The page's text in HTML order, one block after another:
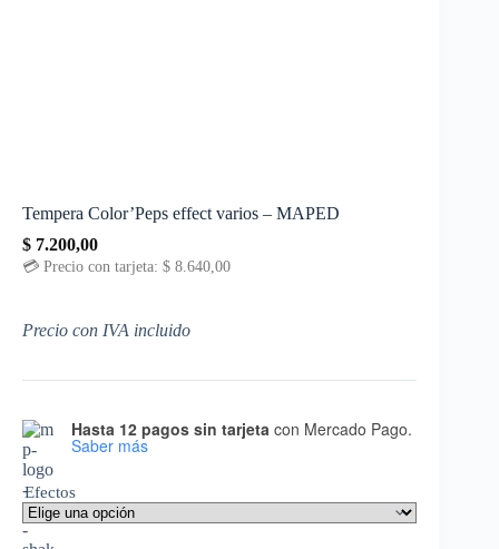
Tempera Color’Peps effect varios – MAPED
$ 7.200,00
💳 Precio con tarjeta: $ 8.640,00
Precio con IVA incluido
Hasta 12 pagos sin tarjeta con Mercado Pago.
Saber más
Efectos